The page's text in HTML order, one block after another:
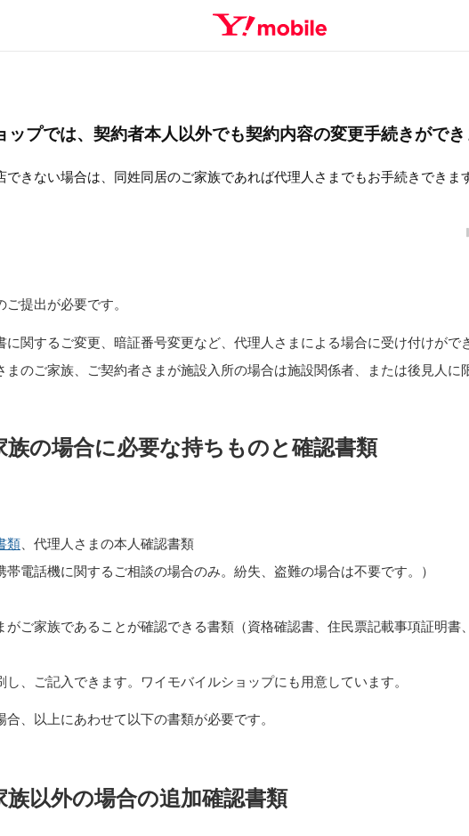
ップでは、契約者本人以外でも契約内容の変更手続きができ
できない場合は、同姓同居のご家族であれば代理人さまでもお手続きできま
提出が必要です。
に関するご変更、暗証番号変更など、代理人さまによる場合に受け付けがで
のご家族、ご契約者さまが施設入所の場合は施設関係者、または後見人に
の場合に必要な持ちものと確認書類
類 、代理人さまの本人確認書類
帯電話機に関するご相談の場合のみ。紛失、盗難の場合は不要です。）
がご家族であることが確認できる書類（資格確認書、住民票記載事項証明書
し、ご記入できます。ワイモバイルショップにも用意しています。
、以上にあわせて以下の書類が必要です。
以外の場合の追加確認書類